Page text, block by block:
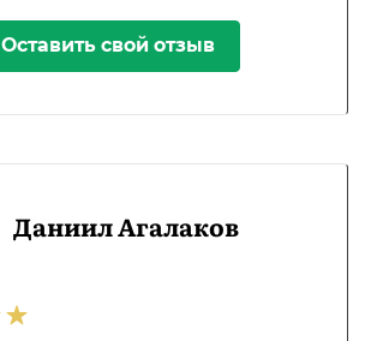
Оставить свой отзыв
Даниил Агалаков